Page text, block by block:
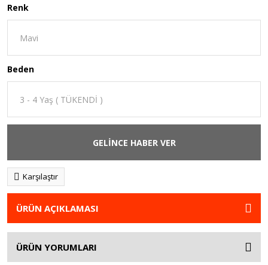
Renk
Beden
GELİNCE HABER VER
Karşılaştır
ÜRÜN AÇIKLAMASI
ÜRÜN YORUMLARI